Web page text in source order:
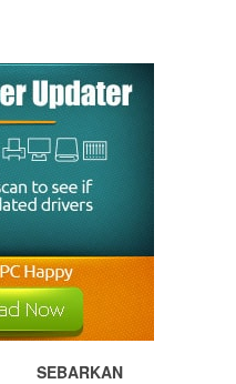
SEBARKAN